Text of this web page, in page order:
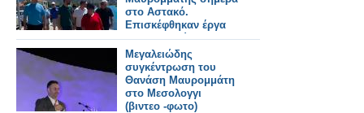
στο Αστακό.
Επισκέφθηκαν έργα
που εκτελούνται στην
περιοχή και
συναντήθηκαν με
φορείς και πολίτες
(φωτο-βιντεο)
Μεγαλειώδης
συγκέντρωση του
Θανάση Μαυρομμάτη
στο Μεσολογγι
(βιντεο -φωτο)